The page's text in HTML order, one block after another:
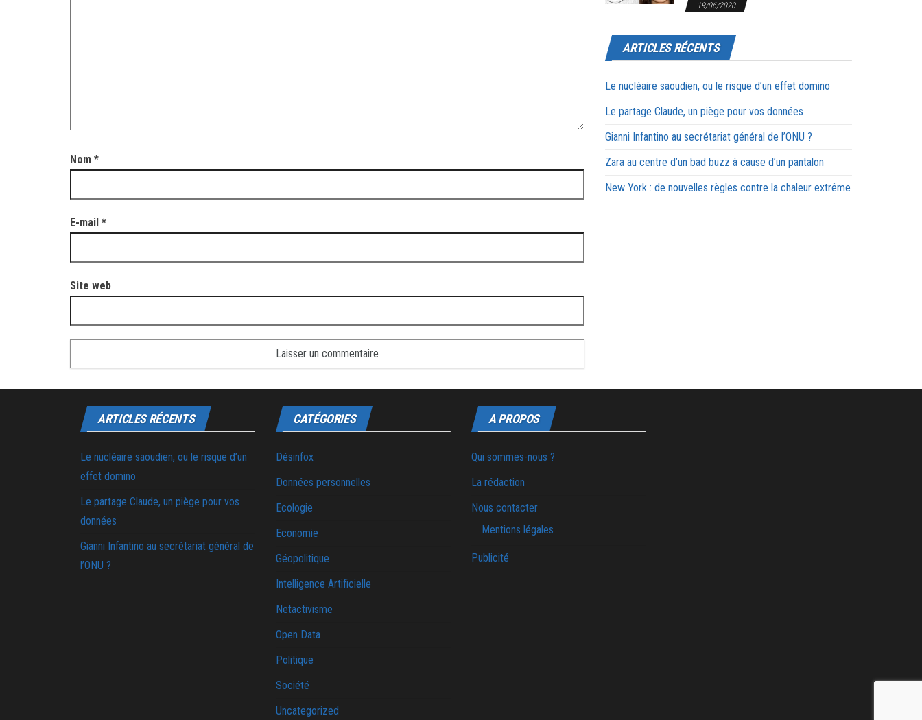
Nom *
E-mail *
Site web
19/06/2020
ARTICLES RÉCENTS
Le nucléaire saoudien, ou le risque d’un effet domino
Le partage Claude, un piège pour vos données
Gianni Infantino au secrétariat général de l’ONU ?
Zara au centre d’un bad buzz à cause d’un pantalon
New York : de nouvelles règles contre la chaleur extrême
ARTICLES RÉCENTS
Le nucléaire saoudien, ou le risque d’un
effet domino
Le partage Claude, un piège pour vos
données
Gianni Infantino au secrétariat général de
l’ONU ?
CATÉGORIES
Désinfox
Données personnelles
Ecologie
Economie
Géopolitique
Intelligence Artificielle
Netactivisme
Open Data
Politique
Société
Uncategorized
A PROPOS
Qui sommes-nous ?
La rédaction
Nous contacter
Mentions légales
Publicité